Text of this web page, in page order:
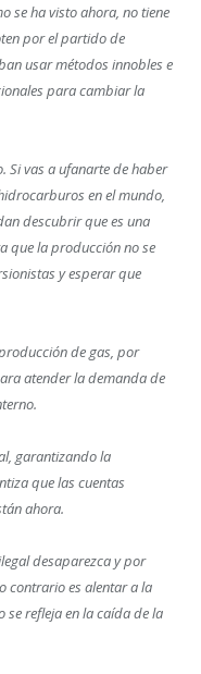
se ha visto ahora, no tiene
por el partido de
usar métodos innobles e
para cambiar la
Si vas a ufanarte de haber
en el mundo,
descubrir que es una
que la producción no se
y esperar que
de gas, por
atender la demanda de
garantizando la
que las cuentas
ahora.
desaparezca y por
contrario es alentar a la
se refleja en la caída de la